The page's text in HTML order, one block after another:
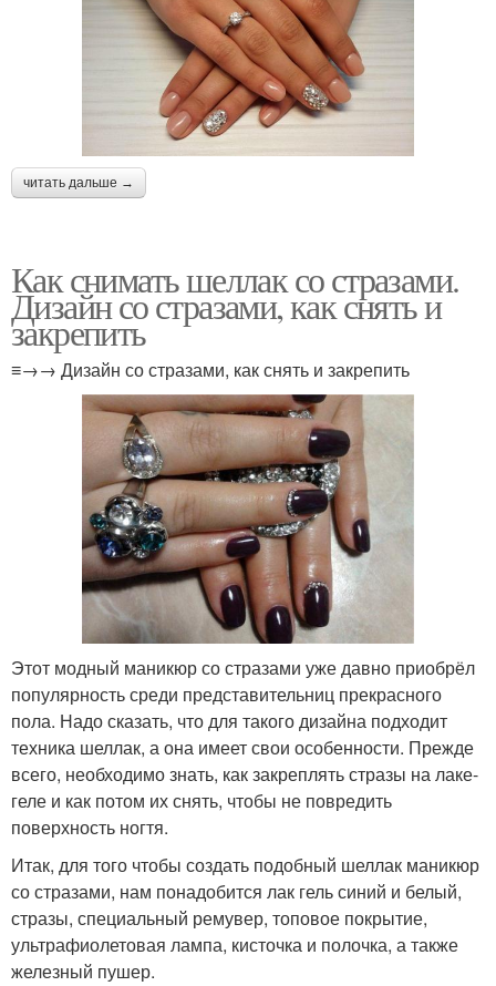
читать дальше →
Как снимать шеллак со стразами.
Дизайн со стразами, как снять и
закрепить
≡→→ Дизайн со стразами, как снять и закрепить
Этот модный маникюр со стразами уже давно приобрёл
популярность среди представительниц прекрасного
пола. Надо сказать, что для такого дизайна подходит
техника шеллак, а она имеет свои особенности. Прежде
всего, необходимо знать, как закреплять стразы на лаке-
геле и как потом их снять, чтобы не повредить
поверхность ногтя.
Итак, для того чтобы создать подобный шеллак маникюр
со стразами, нам понадобится лак гель синий и белый,
стразы, специальный ремувер, топовое покрытие,
ультрафиолетовая лампа, кисточка и полочка, а также
железный пушер.